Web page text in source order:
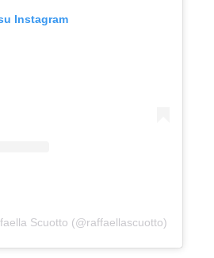
Instagram
Scuotto (@raffaellascuotto)